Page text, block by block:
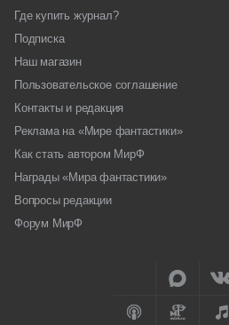
Где купить журнал?
Подписка
Наш магазин
Пользовательское соглашение
Контакты и редакция
Реклама на «Мире фантастики»
Как стать автором МирФ
Награды «Мира фантастики»
Вопросы редакции
Форум МирФ